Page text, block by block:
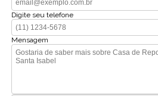
Digite seu telefone
Mensagem